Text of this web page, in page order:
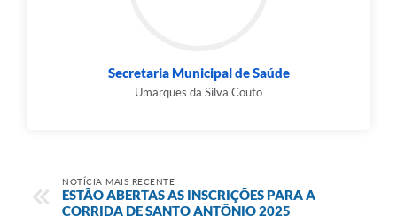
Secretaria Municipal de Saúde
Umarques da Silva Couto
NOTÍCIA MAIS RECENTE
ESTÃO ABERTAS AS INSCRIÇÕES PARA A
CORRIDA DE SANTO ANTÔNIO 2025